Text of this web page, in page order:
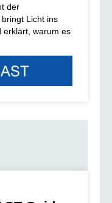
der
Licht ins
erklärt, warum es